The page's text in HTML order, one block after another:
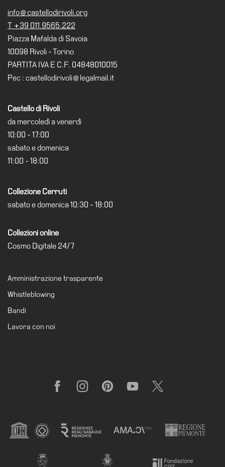
info@castellodirivoli.org
T +39 011.9565.222
Piazza Mafalda di Savoia
10098 Rivoli - Torino
PARTITA IVA E C.F. 04848010015
Pec : castellodirivoli@legalmail.it
Castello di Rivoli
da mercoledì a venerdì
10:00 - 17:00
sabato e domenica
11:00 - 18:00
Collezione Cerruti
sabato e domenica 10:30 - 18:00
Collezioni online
Cosmo Digitale 24/7
Amministrazione trasparente
Whistleblowing
Bandi
Lavora con noi
FacebookInstagramPinterestYouTube X